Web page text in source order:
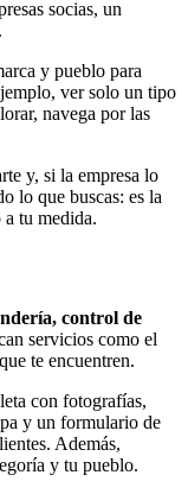
socias, un
y pueblo para
ver solo un tipo
navega por las
y, si la empresa lo
lo que buscas: es la
tu medida.
control de
servicios como el
te encuentren.
con fotografías,
y un formulario de
Además,
y tu pueblo.